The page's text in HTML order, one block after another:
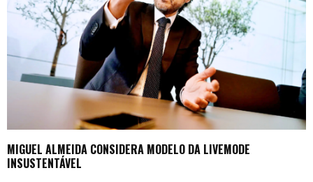
MIGUEL ALMEIDA CONSIDERA MODELO DA LIVEMODE
INSUSTENTÁVEL